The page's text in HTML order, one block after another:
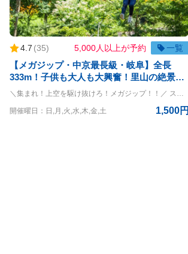
4.7 (35) 5,000人以上が予約 一覧
【メガジップ・中京最長級・岐阜】全長
333m！子供も大人も大興奮！里山の絶景を
一気に滑り降りよう！
＼集まれ！上空を駆け抜けろ！メガジップ！！／ スタート地点への階段を登っていくときからすでにドキドキが止まらない！ いつものジップラインよりも更に大きいから快感も倍増！！ ◇ラインの詳細◇ ライン：全長333m 最高地上高：8m ◇利用条件◇ 体重20kg~120kg ※但し、上記をクリアされている方でもハーネスが身体にフィットしない方は参加することができません ＝＝＝＝ 〇PANZAぎふ清流里山公園 PANZAぎふ清流里山公園は、自然豊かな里山の景観を楽しめるアウトドア施設です。 広大な公園内には、木々に囲まれた冒険アスレチック「MegaZIP」「Aerial」「SkyJAM」があり、子供から大人まで楽しめるアクティビティが満載です。 高所アスレチックやジップラインなど、スリル満点のチャレンジが待っており、初心者から上級者まで幅広く楽しめます。 家族や友人と一緒に、都会の喧騒を離れてアクティブに過ごす一日を満喫できる、岐阜県の魅力を堪能できるスポットです
開催曜日：日,月,火,水,木,金,土 1,500円